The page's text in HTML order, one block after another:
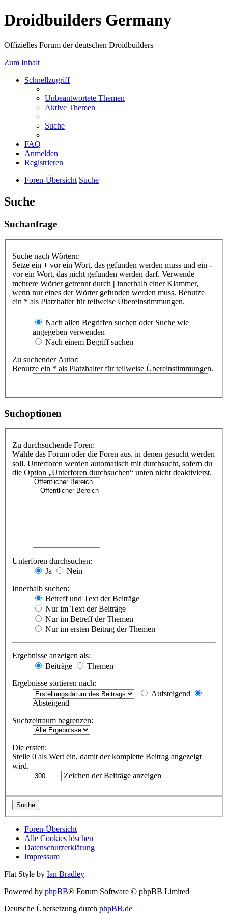
Droidbuilders Germany
Offizielles Forum der deutschen Droidbuilders
Zum Inhalt
Schnellzugriff
Unbeantwortete Themen
Aktive Themen
Suche
FAQ
Anmelden
Registrieren
Foren-Übersicht Suche
Suche
Suchanfrage
Suche nach Wörtern:
Setze ein + vor ein Wort, das gefunden werden muss und ein -
vor ein Wort, das nicht gefunden werden darf. Verwende
mehrere Wörter getrennt durch | innerhalb einer Klammer,
wenn nur eines der Wörter gefunden werden muss. Benutze
ein * als Platzhalter für teilweise Übereinstimmungen.
Nach allen Begriffen suchen oder Suche wie
angegeben verwenden
Nach einem Begriff suchen
Zu suchender Autor:
Benutze ein * als Platzhalter für teilweise Übereinstimmungen.
Suchoptionen
Zu durchsuchende Foren:
Wähle das Forum oder die Foren aus, in denen gesucht werden
soll. Unterforen werden automatisch mit durchsucht, sofern du
die Option „Unterforen durchsuchen“ unten nicht deaktivierst.
Unterforen durchsuchen:
Ja
Nein
Innerhalb suchen:
Betreff und Text der Beiträge
Nur im Text der Beiträge
Nur im Betreff der Themen
Nur im ersten Beitrag der Themen
Ergebnisse anzeigen als:
Beiträge
Themen
Ergebnisse sortieren nach:
Aufsteigend
Absteigend
Suchzeitraum begrenzen:
Die ersten:
Stelle 0 als Wert ein, damit der komplette Beitrag angezeigt
wird.
Zeichen der Beiträge anzeigen
Foren-Übersicht
Alle Cookies löschen
Datenschutzerklärung
Impressum
Flat Style by Ian Bradley
Powered by phpBB® Forum Software © phpBB Limited
Deutsche Übersetzung durch phpBB.de